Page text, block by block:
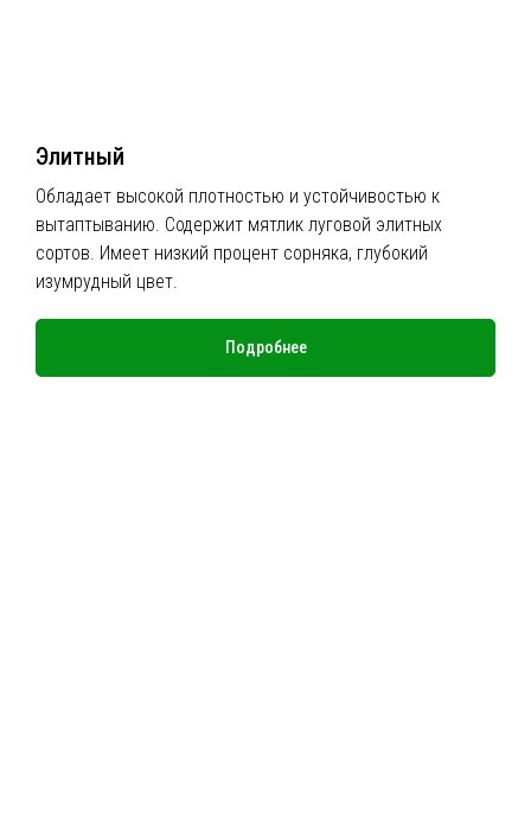
Элитный
Обладает высокой плотностью и устойчивостью к
вытаптыванию. Содержит мятлик луговой элитных
сортов. Имеет низкий процент сорняка, глубокий
изумрудный цвет.
Подробнее